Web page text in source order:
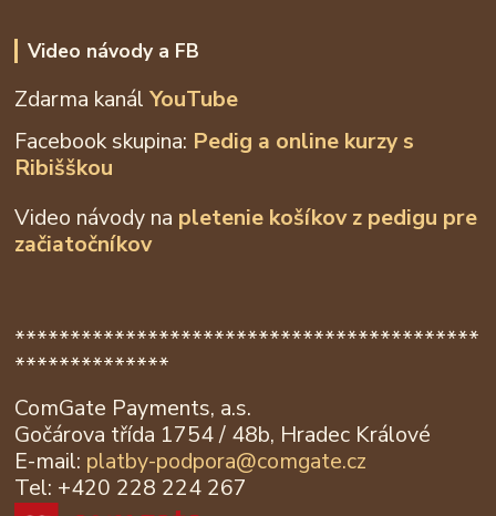
Video návody a FB
Zdarma kanálYouTube
Facebook skupina: Pedig a online kurzy s
Ribišškou
Video návody na pletenie košíkov z pedigu pre
začiatočníkov
******************************************
**************
ComGate Payments, a.s.
Gočárova třída 1754 / 48b, Hradec Králové
E-mail: platby-podpora@comgate.cz
Tel: +420 228 224 267